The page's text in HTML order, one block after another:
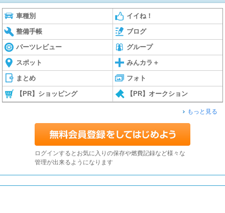
車種別 イイね！
整備手帳 ブログ
パーツレビュー グループ
スポット みんカラ＋
まとめ フォト
【PR】ショッピング 【PR】オークション
もっと見る
ログインするとお気に入りの保存や燃費記録など様々な
管理が出来るようになります